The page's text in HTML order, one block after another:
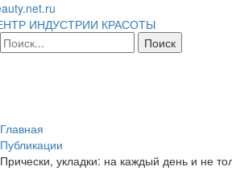
ИНДУСТРИИ КРАСОТЫ
Главная
Публикации
Прически, укладки: на каждый день и не